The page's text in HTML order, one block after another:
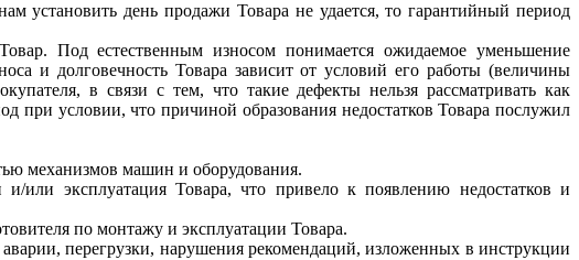
установить день продажи Товара не удается, то гарантийный период
Под естественным износом понимается ожидаемое уменьшение
и долговечность Товара зависит от условий его работы (величины
в связи с тем, что такие дефекты нельзя рассматривать как
при условии, что причиной образования недостатков Товара послужил
механизмов машин и оборудования.
и/или эксплуатация Товара, что привело к появлению недостатков и
по монтажу и эксплуатации Товара.
перегрузки, нарушения рекомендаций, изложенных в инструкции